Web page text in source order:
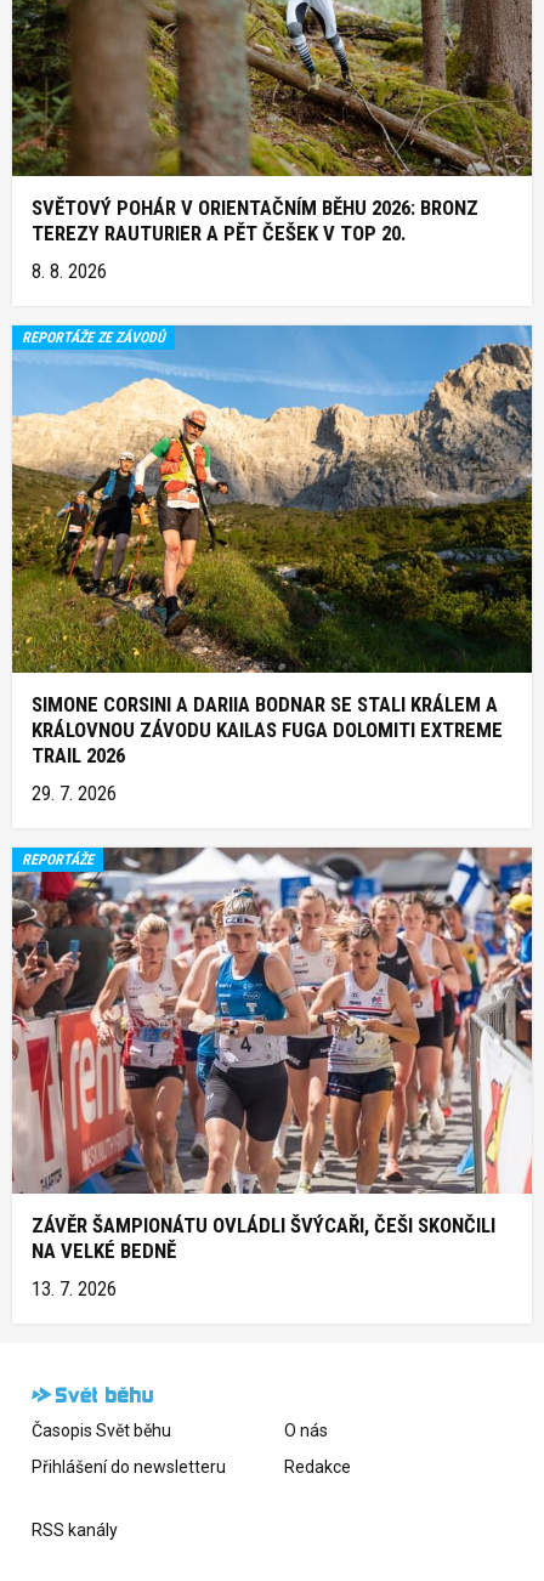
SVĚTOVÝ POHÁR V ORIENTAČNÍM BĚHU 2026: BRONZ
TEREZY RAUTURIER A PĚT ČEŠEK V TOP 20.
8. 8. 2026
REPORTÁŽE ZE ZÁVODŮ
SIMONE CORSINI A DARIIA BODNAR SE STALI KRÁLEM A
KRÁLOVNOU ZÁVODU KAILAS FUGA DOLOMITI EXTREME
TRAIL 2026
29. 7. 2026
REPORTÁŽE
ZÁVĚR ŠAMPIONÁTU OVLÁDLI ŠVÝCAŘI, ČEŠI SKONČILI
NA VELKÉ BEDNĚ
13. 7. 2026
Časopis Svět běhu
Přihlášení do newsletteru
O nás
Redakce
RSS kanály